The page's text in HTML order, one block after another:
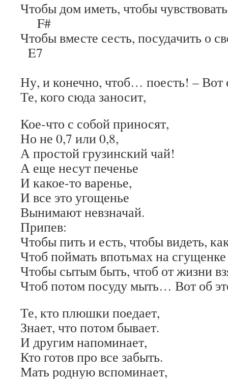
Чтобы дом иметь, чтобы
F#
Чтобы вместе сесть, посудачить о
E7
Ну, и конечно, чтоб… поесть! – Вот
Те, кого сюда заносит,
Кое-что с собой приносят,
Но не 0,7 или 0,8,
А простой грузинский чай!
А еще несут печенье
И какое-то варенье,
И все это угощенье
Вынимают невзначай.
Припев:
Чтобы пить и есть, чтобы видеть,
Чтоб поймать впотьмах на
Чтобы сытым быть, чтоб от жизни
Чтоб потом посуду мыть… Вот об
Те, кто плюшки поедает,
Знает, что потом бывает.
И другим напоминает,
Кто готов про все забыть.
Мать родную вспоминает,